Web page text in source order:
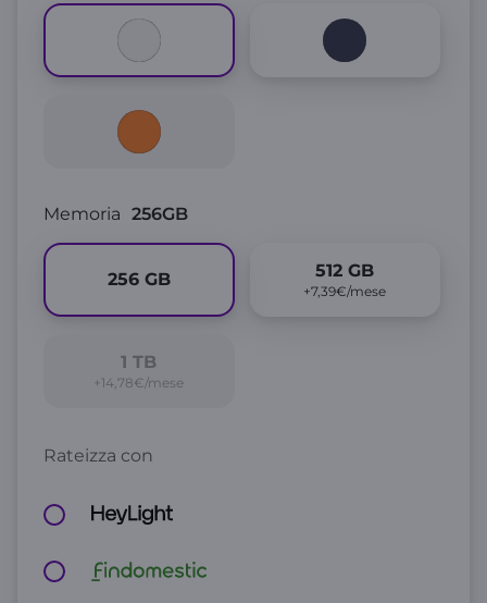
Memoria 256GB
256 GB 512 GB
+7,39€/mese
1 TB
+14,78€/mese
Rateizza con